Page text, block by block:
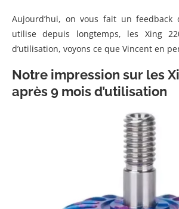
Aujourd’hui, on vous fait un feedback
utilise depuis longtemps, les Xing
d’utilisation, voyons ce que Vincent en
Notre impression sur les
après 9 mois d’utilisation